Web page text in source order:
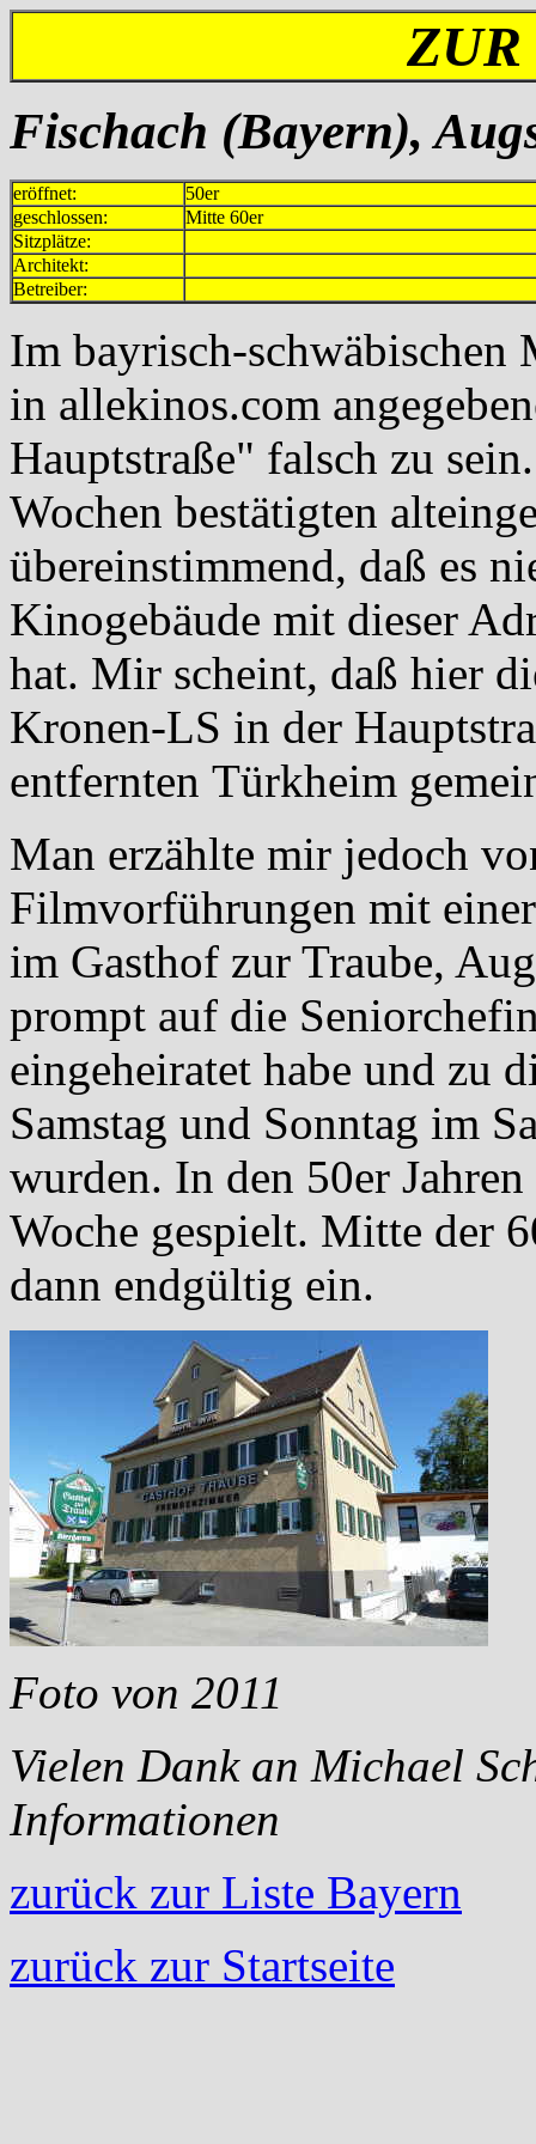
Fischach (Bayern),
eröffnet:
50er
geschlossen:
Mitte 60er
Sitzplätze:
Architekt:
Betreiber:
Im bayrisch-schwäbischen
in allekinos.com
Hauptstraße" falsch zu
Wochen bestätigten
übereinstimmend, daß es
Kinogebäude mit dieser
hat. Mir scheint, daß hier
Kronen-LS in der
entfernten Türkheim
Man erzählte mir jedoch
Filmvorführungen mit
im Gasthof zur Traube,
prompt auf die
eingeheiratet habe und zu
Samstag und Sonntag im
wurden. In den 50er
Woche gespielt. Mitte der
dann endgültig ein.
Foto von 2011
Vielen Dank an Michael
Informationen
zurück zur Liste Bayern
zurück zur Startseite